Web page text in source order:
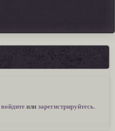
войдите или зарегистрируйтесь.